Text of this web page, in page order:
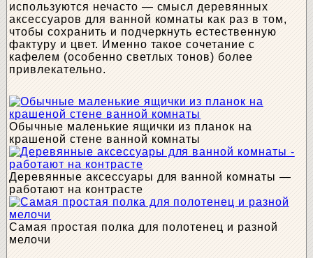
используются нечасто — смысл деревянных
аксессуаров для ванной комнаты как раз в том,
чтобы сохранить и подчеркнуть естественную
фактуру и цвет. Именно такое сочетание с
кафелем (особенно светлых тонов) более
привлекательно.
Обычные маленькие ящички из планок на
крашеной стене ванной комнаты
Деревянные аксессуары для ванной комнаты —
работают на контрасте
Самая простая полка для полотенец и разной
мелочи